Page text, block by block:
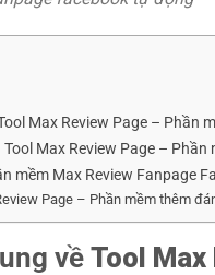
Max Review Page –
Max Review Page –
mềm Max Review Fanpage
Page – Phần mềm thêm
vềTool Max